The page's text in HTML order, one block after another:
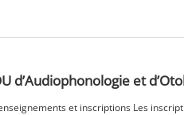
d’Audiophonologie et
et inscriptions Les